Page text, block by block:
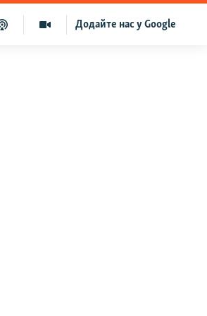
Додайте нас у Google